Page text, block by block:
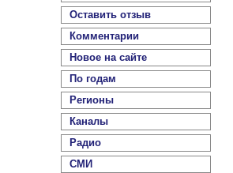
Оставить отзыв
Комментарии
Новое на сайте
По годам
Регионы
Каналы
Радио
СМИ